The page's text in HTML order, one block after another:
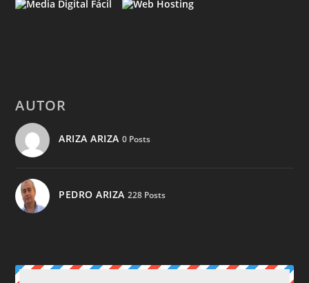
AUTOR
ARIZA ARIZA 0 Posts
PEDRO ARIZA 228 Posts